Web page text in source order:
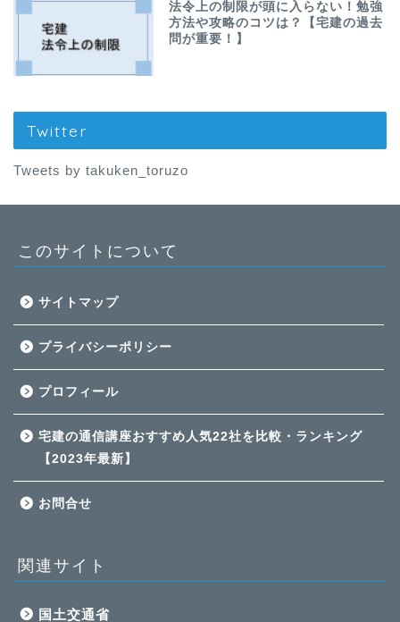
法令上の制限が頭に入らない！勉強
方法や攻略のコツは？【宅建の過去
問が重要！】
Twitter
Tweets by takuken_toruzo
このサイトについて
サイトマップ
プライバシーポリシー
プロフィール
宅建の通信講座おすすめ人気22社を比較・ランキング
【2023年最新】
お問合せ
関連サイト
国土交通省